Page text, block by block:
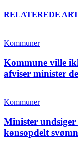
RELATEREDE
Kommuner
Kommune ville
afviser minister
Kommuner
Minister
kønsopdelt